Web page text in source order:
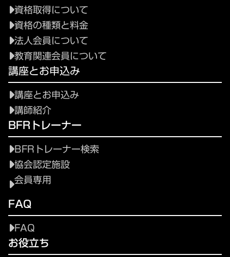
資格取得について
資格の種類と料金
法人会員について
教育関連会員について
講座とお申込み
講座とお申込み
講師紹介
BFRトレーナー
BFRトレーナー検索
協会認定施設
会員専用
FAQ
FAQ
お役立ち